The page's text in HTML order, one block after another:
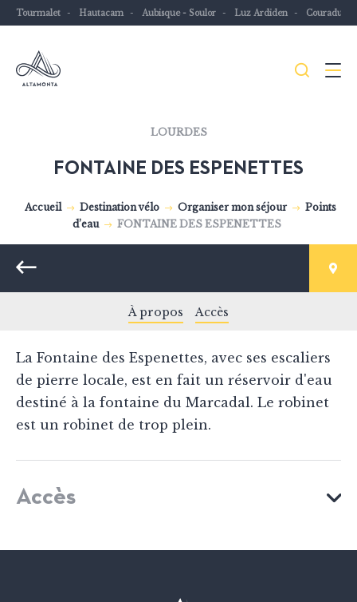
Tourmalet Hautacam Aubisque - Soulor Luz Ardiden
mythiques
vélo
à
Menu
LOURDES
FONTAINE DES ESPENETTES
Accueil Destination vélo Organiser mon séjour
Points
d’eau
FONTAINE DES ESPENETTES
Retour
À propos Accès
La Fontaine des Espenettes, avec ses escaliers
de pierre locale, est en fait un réservoir d'eau
destiné à la fontaine du Marcadal. Le robinet
est un robinet de trop plein.
Accès